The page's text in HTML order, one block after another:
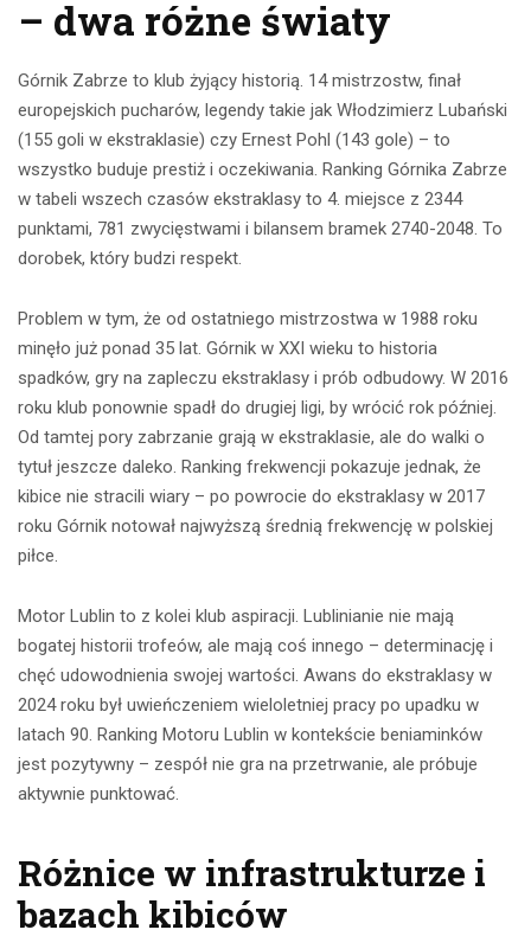
– dwa różne światy
Górnik Zabrze to klub żyjący historią. 14 mistrzostw, finał
europejskich pucharów, legendy takie jak Włodzimierz Lubański
(155 goli w ekstraklasie) czy Ernest Pohl (143 gole) – to
wszystko buduje prestiż i oczekiwania. Ranking Górnika Zabrze
w tabeli wszech czasów ekstraklasy to 4. miejsce z 2344
punktami, 781 zwycięstwami i bilansem bramek 2740-2048. To
dorobek, który budzi respekt.
Problem w tym, że od ostatniego mistrzostwa w 1988 roku
minęło już ponad 35 lat. Górnik w XXI wieku to historia
spadków, gry na zapleczu ekstraklasy i prób odbudowy. W 2016
roku klub ponownie spadł do drugiej ligi, by wrócić rok później.
Od tamtej pory zabrzanie grają w ekstraklasie, ale do walki o
tytuł jeszcze daleko. Ranking frekwencji pokazuje jednak, że
kibice nie stracili wiary – po powrocie do ekstraklasy w 2017
roku Górnik notował najwyższą średnią frekwencję w polskiej
piłce.
Motor Lublin to z kolei klub aspiracji. Lublinianie nie mają
bogatej historii trofeów, ale mają coś innego – determinację i
chęć udowodnienia swojej wartości. Awans do ekstraklasy w
2024 roku był uwieńczeniem wieloletniej pracy po upadku w
latach 90. Ranking Motoru Lublin w kontekście beniaminków
jest pozytywny – zespół nie gra na przetrwanie, ale próbuje
aktywnie punktować.
Różnice w infrastrukturze i
bazach kibiców